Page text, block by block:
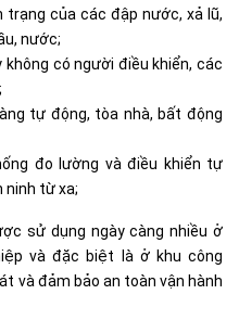
của các đập nước, xả lũ,
nước;
có người điều khiển, các
tự động, tòa nhà, bất động
đo lường và điều khiển tự
ninh từ xa;
sử dụng ngày càng nhiều ở
và đặc biệt là ở khu công
và đảm bảo an toàn vận hành